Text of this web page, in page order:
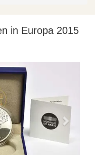
in Europa 2015
Next